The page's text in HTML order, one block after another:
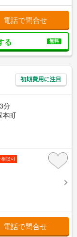
電話で問合せ
る 無料
初期費用に注目
分
本町
相談可
電話で問合せ